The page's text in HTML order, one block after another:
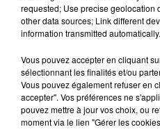
requested; Use precise geolocation
other data sources; Link different
information transmitted automatically.
Vous pouvez accepter en cliquant
sélectionnant les finalités et/ou
Vous pouvez également refuser en
accepter". Vos préférences ne
pouvez mettre à jour vos choix, ou
moment via le lien "Gérer les